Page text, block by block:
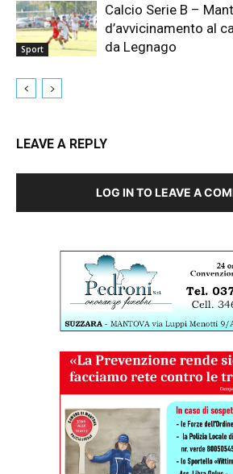
Sport
Calcio Serie B –
d’avvicinamento al
da Legnago
LEAVE A REPLY
LOG IN TO LEAVE A